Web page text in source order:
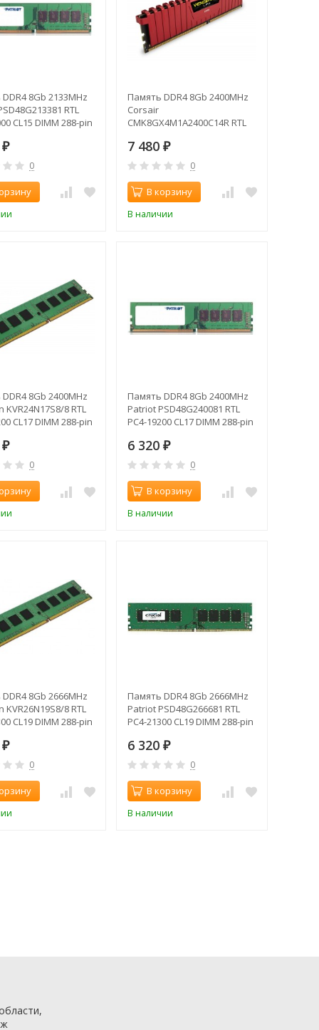
8Gb 2133MHz
RTL
CL15 DIMM 288-pin
₽
0
Память DDR4 8Gb 2400MHz
Corsair
CMK8GX4M1A2400C14R RTL
1.2В
7 480₽
0
В корзину
В наличии
8Gb 2400MHz
KVR24N17S8/8 RTL
CL17 DIMM 288-pin
₽
0
Память DDR4 8Gb 2400MHz
Patriot PSD48G240081 RTL
PC4-19200 CL17 DIMM 288-pin
6 320₽
0
В корзину
В наличии
8Gb 2666MHz
KVR26N19S8/8 RTL
CL19 DIMM 288-pin
₽
0
Память DDR4 8Gb 2666MHz
Patriot PSD48G266681 RTL
PC4-21300 CL19 DIMM 288-pin
6 320₽
0
В корзину
В наличии